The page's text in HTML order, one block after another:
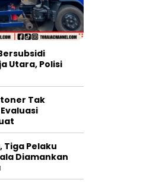
Utara, Polisi
Tak
Pelaku
Diamankan